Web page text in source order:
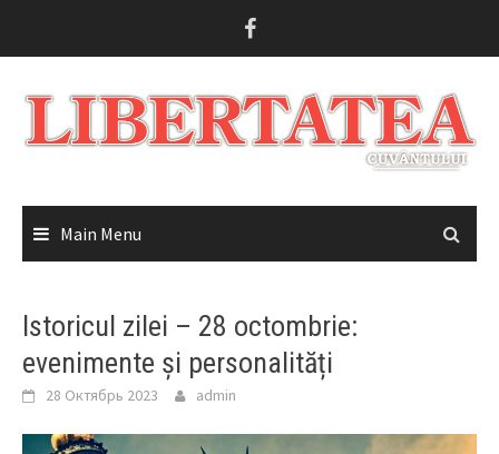
Main Menu
Istoricul zilei – 28 octombrie:
evenimente și personalități
28 Октябрь 2023 admin